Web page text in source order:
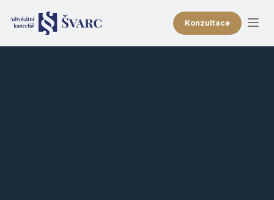
Konzultace